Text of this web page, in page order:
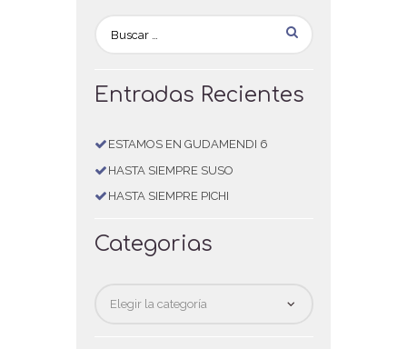
Entradas Recientes
ESTAMOS EN GUDAMENDI 6
HASTA SIEMPRE SUSO
HASTA SIEMPRE PICHI
Categorias